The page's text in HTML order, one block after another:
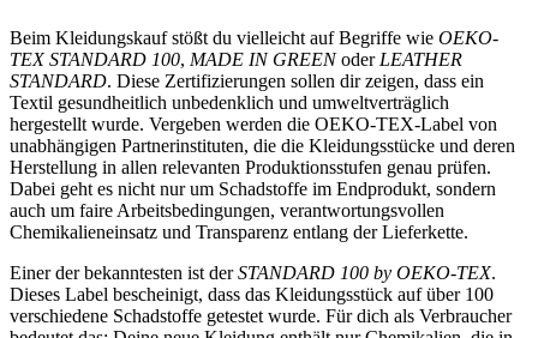
Beim Kleidungskauf stößt du vielleicht auf Begriffe wie OEKO-
TEX STANDARD 100, MADE IN GREENoder LEATHER
STANDARD. Diese Zertifizierungen sollen dir zeigen, dass ein
Textil gesundheitlich unbedenklich und umweltverträglich
hergestellt wurde. Vergeben werden die OEKO-TEX-Label von
unabhängigen Partnerinstituten, die die Kleidungsstücke und deren
Herstellung in allen relevanten Produktionsstufen genau prüfen.
Dabei geht es nicht nur um Schadstoffe im Endprodukt, sondern
auch um faire Arbeitsbedingungen, verantwortungsvollen
Chemikalieneinsatz und Transparenz entlang der Lieferkette.
Einer der bekanntesten ist derSTANDARD 100 by OEKO-TEX.
Dieses Label bescheinigt, dass das Kleidungsstück auf über 100
verschiedene Schadstoffe getestet wurde. Für dich als Verbraucher